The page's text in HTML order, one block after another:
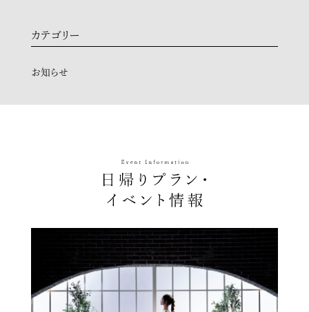
カテゴリー
お知らせ